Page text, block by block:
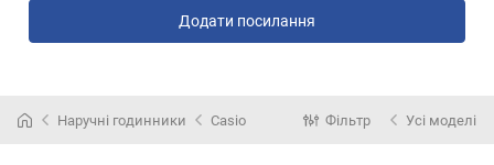
Додати посилання
Наручні годинники Casio Фільтр Усі моделі